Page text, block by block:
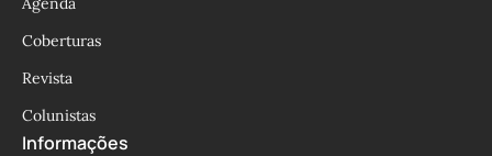
Coberturas
Revista
Colunistas
Informações